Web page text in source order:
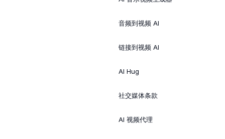
音频到视频 AI
链接到视频 AI
AI Hug
社交媒体条款
AI 视频代理